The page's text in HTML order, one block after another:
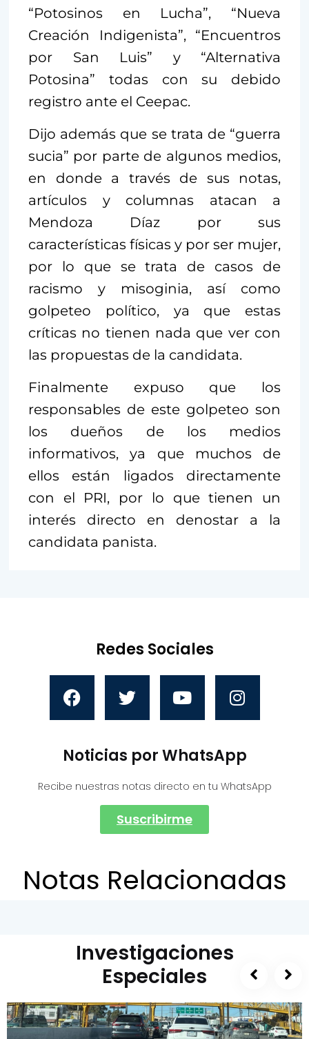
“Potosinos en Lucha”, “Nueva
Creación Indigenista”, “Encuentros
por San Luis” y “Alternativa
Potosina” todas con su debido
registro ante el Ceepac.
Dijo además que se trata de “guerra
sucia” por parte de algunos medios,
en donde a través de sus notas,
artículos y columnas atacan a
Mendoza Díaz por sus
características físicas y por ser mujer,
por lo que se trata de casos de
racismo y misoginia, así como
golpeteo político, ya que estas
críticas no tienen nada que ver con
las propuestas de la candidata.
Finalmente expuso que los
responsables de este golpeteo son
los dueños de los medios
informativos, ya que muchos de
ellos están ligados directamente
con el PRI, por lo que tienen un
interés directo en denostar a la
candidata panista.
Redes Sociales
Noticias por WhatsApp
Recibe nuestras notas directo en tu WhatsApp
Suscribirme
Notas Relacionadas
Investigaciones
Especiales